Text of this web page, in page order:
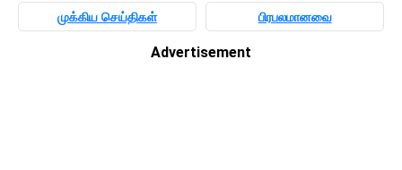
முக்கிய செய்திகள் பிரபலமானவை
Advertisement